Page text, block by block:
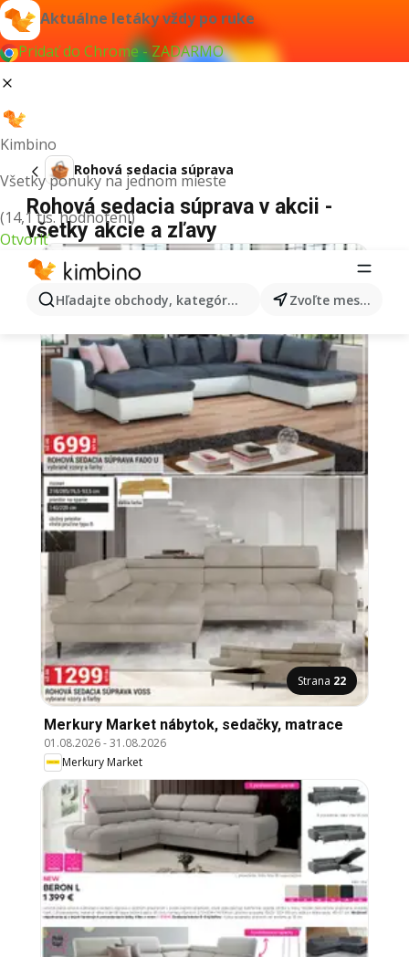
Aktuálne letáky vždy po ruke
Pridať do Chrome - ZADARMO
Kimbino
Všetky ponuky na jednom mieste
(14,1 tis. hodnotení)
Otvoriť
Hľadajte obchody, kategórie, produkty... Zvoľte mesto
Rohová sedacia súprava
Rohová sedacia súprava v akcii -
všetky akcie a zľavy
Strana 22
Merkury Market nábytok, sedačky, matrace
01.08.2026-31.08.2026
Merkury Market